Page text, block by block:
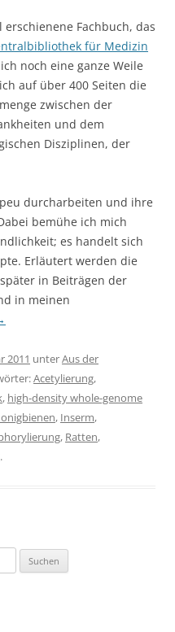
erschienene Fachbuch, das
für Medizin
noch eine ganze Weile
auf über 400 Seiten die
zwischen der
und dem
Disziplinen, der
durcharbeiten und ihre
bemühe ich mich
es handelt sich
Erläutert werden die
in Beiträgen der
in meinen
2011 unterAus der
Acetylierung,
, high-density whole-genome
, Inserm,
, Ratten,
.